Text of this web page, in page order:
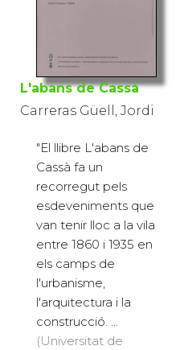
L'abans de Cassà
Carreras Güell, Jordi
"El llibre L'abans de
Cassà fa un
recorregut pels
esdeveniments que
van tenir lloc a la vila
entre 1860 i 1935 en
els camps de
l'urbanisme,
l'arquitectura i la
construcció. ...
(Universitat de